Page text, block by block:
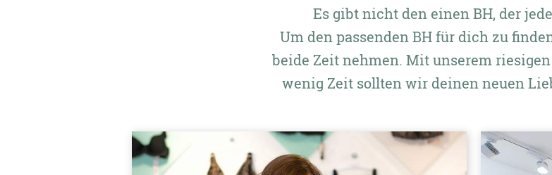
Es gibt nicht den einen BH, der
Um den passenden BH für dich zu
beide Zeit nehmen. Mit unserem
wenig Zeit sollten wir deinen neuen